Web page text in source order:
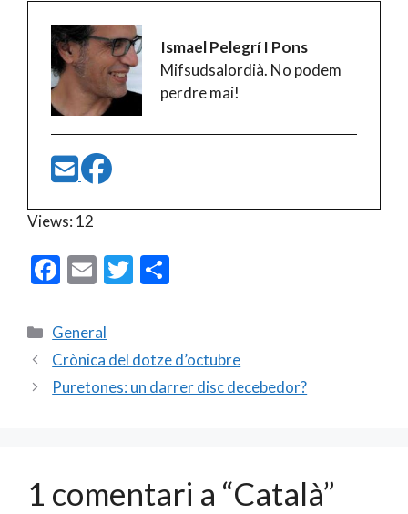
Ismael Pelegrí I Pons
Mifsudsalordià. No podem
perdre mai!
Views: 12
F
e
b
o
E
ai
l
T
er p
ar
Categories
General
Crònica del dotze d’octubre
Puretones: un darrer disc decebedor?
1 comentari a “Català”